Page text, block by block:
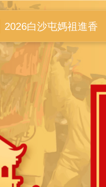
紀錄
2026白沙屯媽祖進香